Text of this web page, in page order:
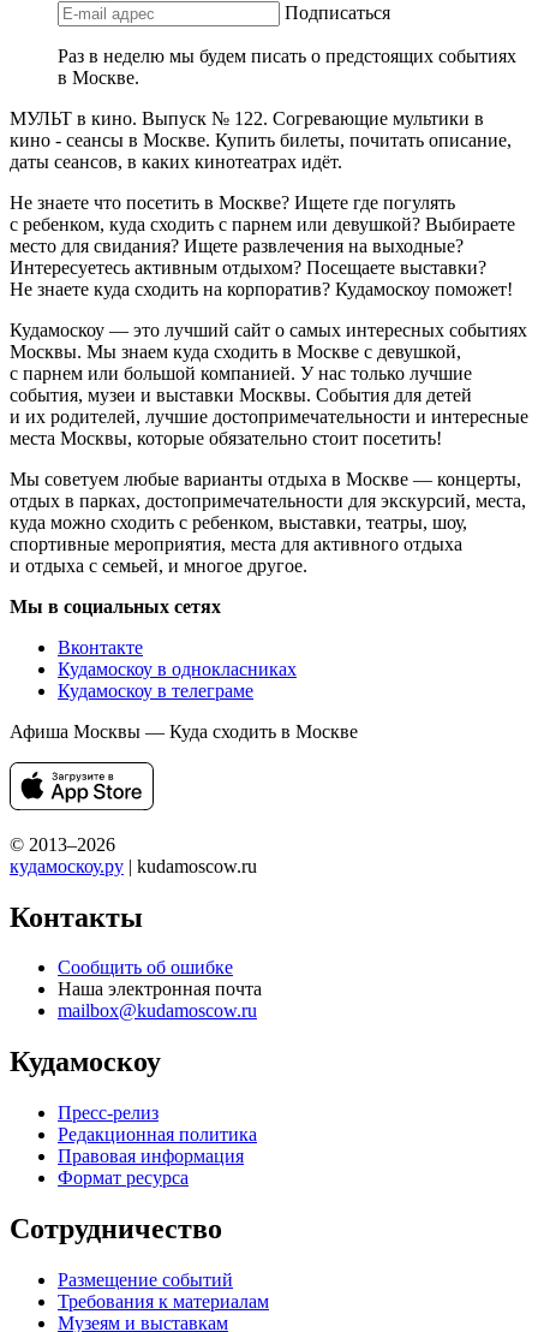
Подписаться
Раз в неделю мы будем писать о предстоящих событиях
в Москве.
МУЛЬТ в кино. Выпуск № 122. Согревающие мультики в
кино - сеансы в Москве. Купить билеты, почитать описание,
даты сеансов, в каких кинотеатрах идёт.
Не знаете что посетить в Москве? Ищете где погулять
с ребенком, куда сходить с парнем или девушкой? Выбираете
место для свидания? Ищете развлечения на выходные?
Интересуетесь активным отдыхом? Посещаете выставки?
Не знаете куда сходить на корпоратив? Кудамоскоу поможет!
Кудамоскоу — это лучший сайт о самых интересных событиях
Москвы. Мы знаем куда сходить в Москве с девушкой,
с парнем или большой компанией. У нас только лучшие
события, музеи и выставки Москвы. События для детей
и их родителей, лучшие достопримечательности и интересные
места Москвы, которые обязательно стоит посетить!
Мы советуем любые варианты отдыха в Москве — концерты,
отдых в парках, достопримечательности для экскурсий, места,
куда можно сходить с ребенком, выставки, театры, шоу,
спортивные мероприятия, места для активного отдыха
и отдыха с семьей, и многое другое.
Мы в социальных сетях
Вконтакте
Кудамоскоу в однокласниках
Кудамоскоу в телеграме
Афиша Москвы — Куда сходить в Москве
© 2013–2026
кудамоскоу.ру | kudamoscow.ru
Контакты
Сообщить об ошибке
Наша электронная почта
mailbox@kudamoscow.ru
Кудамоскоу
Пресс-релиз
Редакционная политика
Правовая информация
Формат ресурса
Сотрудничество
Размещение событий
Требования к материалам
Музеям и выставкам